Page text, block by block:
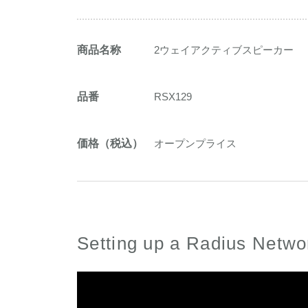
商品名称 2ウェイアクティブスピーカー
品番 RSX129
価格（税込） オープンプライス
Setting up a Radius